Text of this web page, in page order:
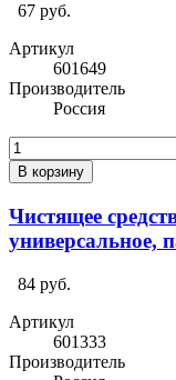
67 руб.
Артикул
601649
Производитель
Россия
В корзину
Чистящее
универсальное,
84 руб.
Артикул
601333
Производитель